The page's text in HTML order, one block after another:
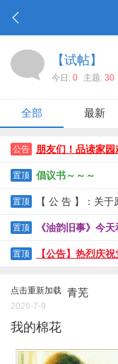
【试帖】
今日: 0 主题: 30
全部 最新
公告 朋友们！品读家园
置顶 倡议书～～～
置顶 【 公 告 】：关
置顶 《油韵旧事》今
置顶 【公告】热烈庆
点击重新加载 青芜
2026-7-9
我的棉花